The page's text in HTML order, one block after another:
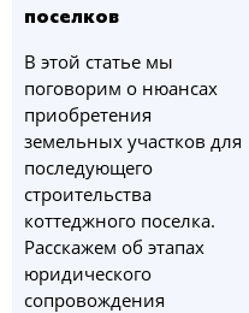
поселков
В этой статье мы
поговорим о нюансах
приобретения
земельных участков для
последующего
строительства
коттеджного поселка.
Расскажем об этапах
юридического
сопровождения